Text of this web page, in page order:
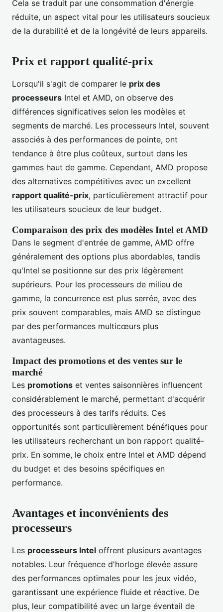
Cela se traduit par une consommation d'énergie
réduite, un aspect vital pour les utilisateurs soucieux
de la durabilité et de la longévité de leurs appareils.
Prix et rapport qualité-prix
Lorsqu'il s'agit de comparer le prix des
processeurs Intel et AMD, on observe des
différences significatives selon les modèles et
segments de marché. Les processeurs Intel, souvent
associés à des performances de pointe, ont
tendance à être plus coûteux, surtout dans les
gammes haut de gamme. Cependant, AMD propose
des alternatives compétitives avec un excellent
rapport qualité-prix, particulièrement attractif pour
les utilisateurs soucieux de leur budget.
Comparaison des prix des modèles Intel et AMD
Dans le segment d'entrée de gamme, AMD offre
généralement des options plus abordables, tandis
qu'Intel se positionne sur des prix légèrement
supérieurs. Pour les processeurs de milieu de
gamme, la concurrence est plus serrée, avec des
prix souvent comparables, mais AMD se distingue
par des performances multicœurs plus
avantageuses.
Impact des promotions et des ventes sur le
marché
Les promotions et ventes saisonnières influencent
considérablement le marché, permettant d'acquérir
des processeurs à des tarifs réduits. Ces
opportunités sont particulièrement bénéfiques pour
les utilisateurs recherchant un bon rapport qualité-
prix. En somme, le choix entre Intel et AMD dépend
du budget et des besoins spécifiques en
performance.
Avantages et inconvénients des
processeurs
Les processeurs Intel offrent plusieurs avantages
notables. Leur fréquence d'horloge élevée assure
des performances optimales pour les jeux vidéo,
garantissant une expérience fluide et réactive. De
plus, leur compatibilité avec un large éventail de